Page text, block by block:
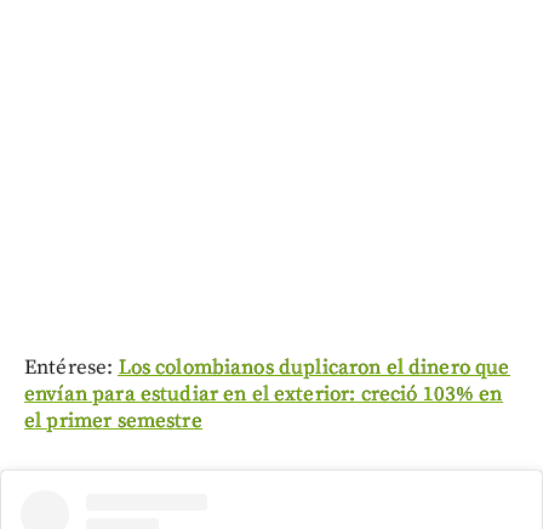
Entérese: Los colombianos duplicaron el dinero que
envían para estudiar en el exterior: creció 103% en
el primer semestre